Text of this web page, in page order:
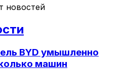
новостей
BYD умышленно
машин